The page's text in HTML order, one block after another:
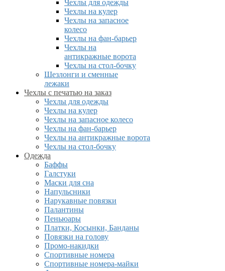
Чехлы для одежды
Чехлы на кулер
Чехлы на запасное
колесо
Чехлы на фан-барьер
Чехлы на
антикражные ворота
Чехлы на стол-бочку
Шезлонги и сменные
лежаки
Чехлы с печатью на заказ
Чехлы для одежды
Чехлы на кулер
Чехлы на запасное колесо
Чехлы на фан-барьер
Чехлы на антикражные ворота
Чехлы на стол-бочку
Одежда
Баффы
Галстуки
Маски для сна
Напульсники
Нарукавные повязки
Палантины
Пеньюары
Платки, Косынки, Банданы
Повязки на голову
Промо-накидки
Спортивные номера
Спортивные номера-майки